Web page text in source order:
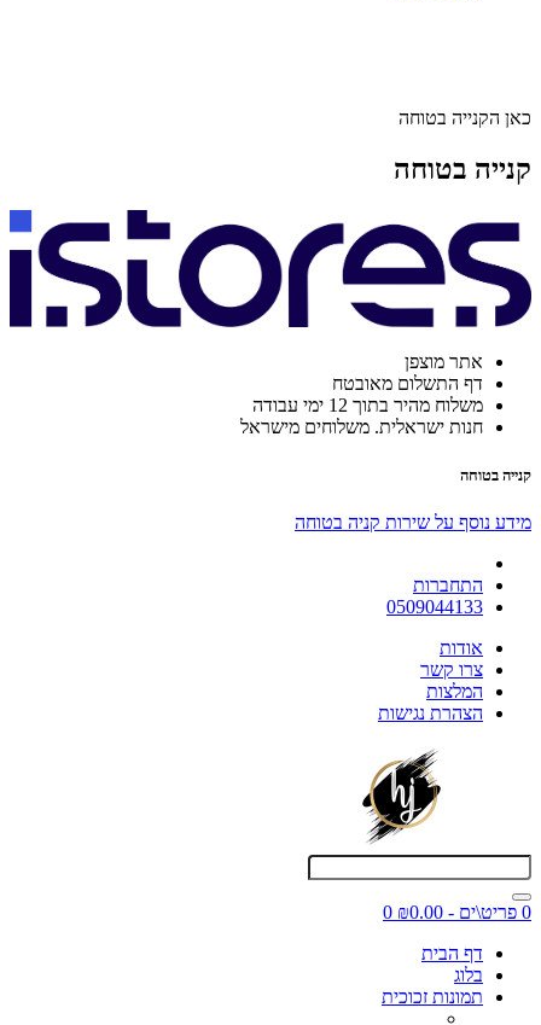
כאן הקנייה בטוחה
קנייה בטוחה
אתר מוצפן
דף התשלום מאובטח
משלוח מהיר בתוך 12 ימי עבודה
חנות ישראלית. משלוחים מישראל
קנייה בטוחה
מידע נוסף על שירות קניה בטוחה
התחברות
0509044133
אודות
צרו קשר
המלצות
הצהרת נגישות
0 פריט\ים - ₪0.00
0
דף הבית
בלוג
תמונות זכוכית